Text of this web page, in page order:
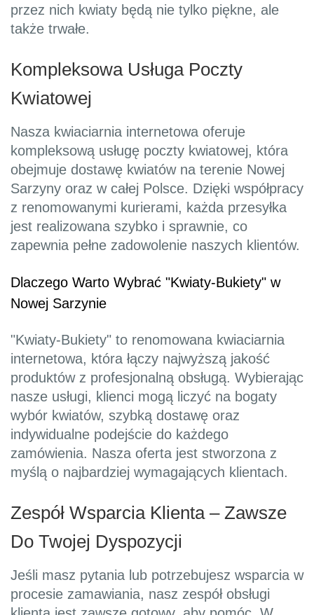
przez nich kwiaty będą nie tylko piękne, ale
także trwałe.
Kompleksowa Usługa Poczty
Kwiatowej
Nasza kwiaciarnia internetowa oferuje
kompleksową usługę poczty kwiatowej, która
obejmuje dostawę kwiatów na terenie Nowej
Sarzyny oraz w całej Polsce. Dzięki współpracy
z renomowanymi kurierami, każda przesyłka
jest realizowana szybko i sprawnie, co
zapewnia pełne zadowolenie naszych klientów.
Dlaczego Warto Wybrać "Kwiaty-Bukiety" w
Nowej Sarzynie
"Kwiaty-Bukiety" to renomowana kwiaciarnia
internetowa, która łączy najwyższą jakość
produktów z profesjonalną obsługą. Wybierając
nasze usługi, klienci mogą liczyć na bogaty
wybór kwiatów, szybką dostawę oraz
indywidualne podejście do każdego
zamówienia. Nasza oferta jest stworzona z
myślą o najbardziej wymagających klientach.
Zespół Wsparcia Klienta – Zawsze
Do Twojej Dyspozycji
Jeśli masz pytania lub potrzebujesz wsparcia w
procesie zamawiania, nasz zespół obsługi